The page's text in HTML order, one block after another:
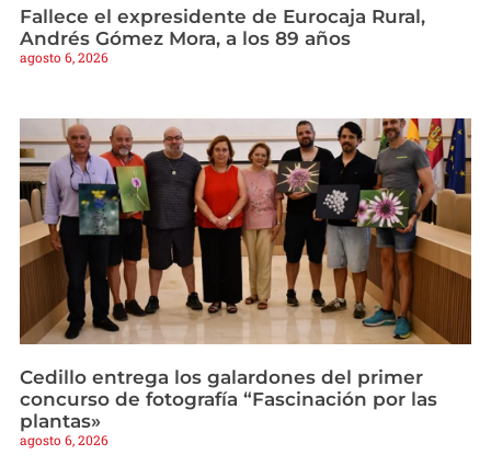
Fallece el expresidente de Eurocaja Rural,
Andrés Gómez Mora, a los 89 años
agosto 6, 2026
Cedillo entrega los galardones del primer
concurso de fotografía “Fascinación por las
plantas»
agosto 6, 2026